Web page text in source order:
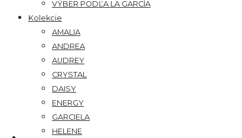
VÝBER PODĽA LA GARCÍA
Kolekcie
AMALIA
ANDREA
AUDREY
CRYSTAL
DAISY
ENERGY
GARCIELA
HELENE